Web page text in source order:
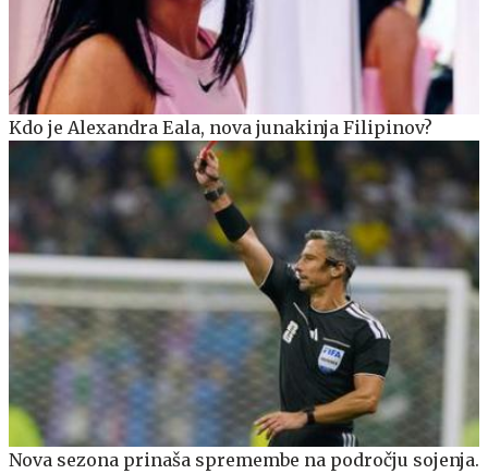
Kdo je Alexandra Eala, nova junakinja Filipinov?
Nova sezona prinaša spremembe na področju sojenja.